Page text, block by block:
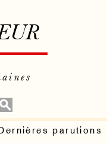
parutions